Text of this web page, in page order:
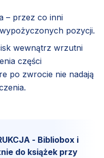
– przez co inni
pozycji.
wewnątrz wrzutni
części
po zwrocie nie nadają
- Bibliobox i
do książek przy